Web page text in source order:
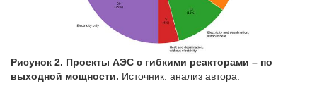
Рисунок 2. Проекты АЭС с гибкими реакторами – по
выходной мощности. Источник: анализ автора.